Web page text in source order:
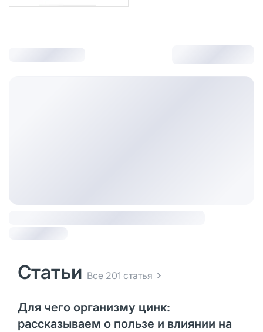
Статьи Все 201 статья
Для чего организму цинк:
рассказываем о пользе и влиянии на